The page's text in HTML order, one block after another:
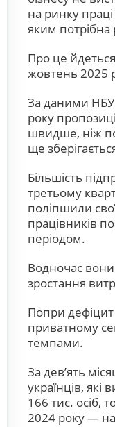
на ринку праці
яким потрібна
Про це йдеться
жовтень 2025
За даними НБУ,
року
швидше, ніж
ще
Більшість
третьому
поліпшили
працівників
періодом.
Водночас
зростання
Попри дефіцит
приватному
темпами.
За дев’ять
українців, які
166 тис. осіб,
2024 року —